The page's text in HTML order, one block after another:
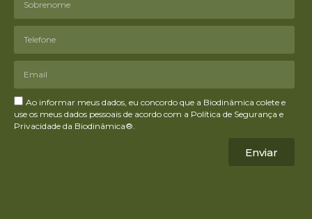
Ao informar meus dados, eu concordo que a Biodinâmica colete e
use os meus dados pessoais de acordo com a Política de Segurança e
Privacidade da Biodinâmica®.
Enviar